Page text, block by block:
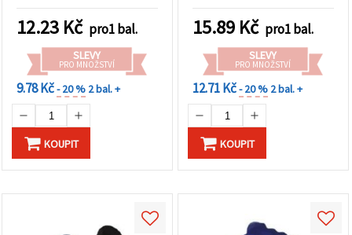
12.23 Kč pro1 bal.
SLEVY
PRO MNOŽSTVÍ
9.78 Kč- 20 % 2 bal. +
KOUPIT
15.89 Kč pro1 bal.
SLEVY
PRO MNOŽSTVÍ
12.71 Kč- 20 % 2 bal. +
KOUPIT